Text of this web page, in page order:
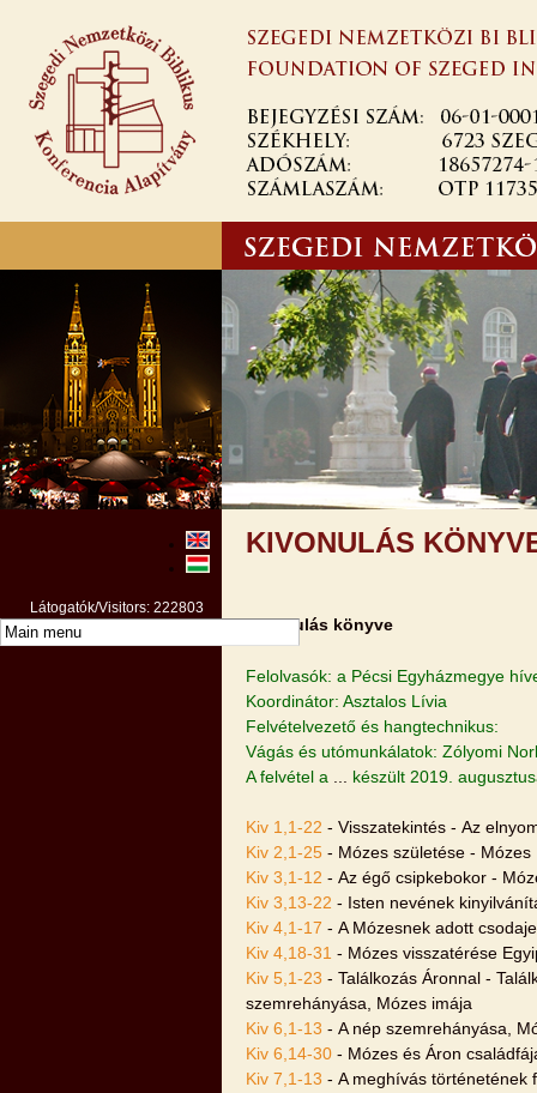
KIVONULÁS
Kivonulás könyve
Felolvasók: a Pécsi Egyházmegye
Koordinátor: Asztalos Lívia
Felvételvezető és hangtechnikus:
Vágás és utómunkálatok: Zólyomi
A felvétel a
készült 2019.
Kiv 1,1-22 - Visszatekintés - Az
Kiv 2,1-25 - Mózes születése -
Kiv 3,1-12 - Az égő csipkebokor -
Kiv 3,13-22 - Isten nevének
Kiv 4,1-17 - A Mózesnek adott
Kiv 4,18-31 - Mózes visszatérése
Kiv 5,1-23 - Találkozás Áronnal -
szemrehányása, Mózes imája
Kiv 6,1-13 - A nép szemrehányása,
Kiv 6,14-30 - Mózes és Áron
Kiv 7,1-13 - A meghívás történetének
Látogatók/Visitors: 222803